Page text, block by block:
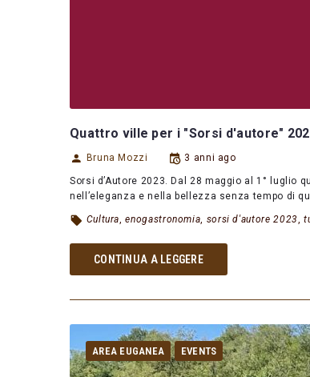
Quattro ville per i "Sorsi d'autore"
Bruna Mozzi 3 anni ago
Sorsi d’Autore 2023. Dal 28 maggio al 1° luglio
nell’eleganza e nella bellezza senza tempo di
Cultura,enogastronomia, sorsi d'autore 2023,
CONTINUA A LEGGERE
AREA EUGANEA EVENTS